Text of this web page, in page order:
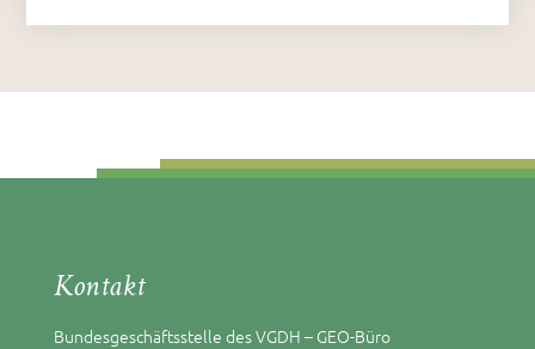
Kontakt
Bundesgeschäftsstelle des VGDH – GEO-Büro